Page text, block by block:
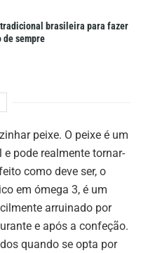
brasileira para fazer
de sempre
peixe. O peixe é um
pode realmente tornar-
como deve ser, o
em ómega 3, é um
arruinado por
e após a confeção.
quando se opta por